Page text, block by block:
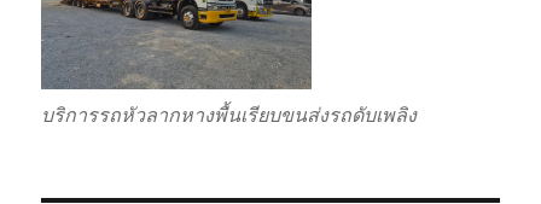
บริการรถหัวลากหางพื้นเรียบขนส่งรถดับเพลิง